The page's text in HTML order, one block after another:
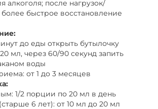
алкоголя; после нагрузок/
быстрое восстановление
до еды открыть бутылочку
мл, через 60/90 секунд запить
воды
от 1 до 3 месяцев
1/2 порции по 20 мл в день
6 лет): от 10 мл до 20 мл